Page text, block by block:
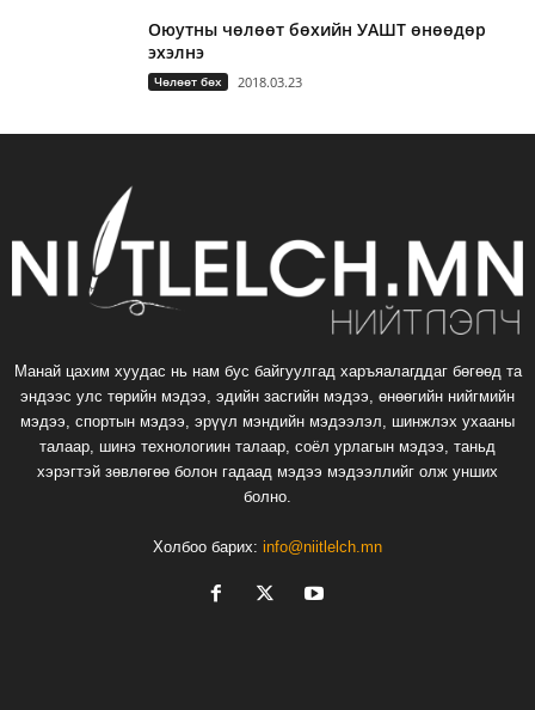
Оюутны чөлөөт бөхийн УАШТ өнөөдөр
эхэлнэ
Чөлөөт бөх 2018.03.23
Манай цахим хуудас нь нам бус байгуулгад харъяалагддаг бөгөөд та
эндээс улс төрийн мэдээ, эдийн засгийн мэдээ, өнөөгийн нийгмийн
мэдээ, спортын мэдээ, эрүүл мэндийн мэдээлэл, шинжлэх ухааны
талаар, шинэ технологиин талаар, соёл урлагын мэдээ, таньд
хэрэгтэй зөвлөгөө болон гадаад мэдээ мэдээллийг олж унших
болно.
Холбоо барих: info@niitlelch.mn